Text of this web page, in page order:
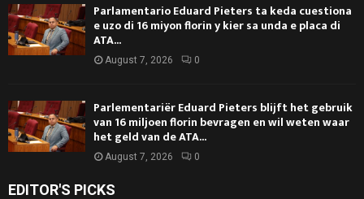
Parlamentario Eduard Pieters ta keda cuestiona
e uzo di 16 miyon florin y kier sa unda e placa di
ATA...
August 7, 2026 0
Parlementariër Eduard Pieters blijft het gebruik
van 16 miljoen florin bevragen en wil weten waar
het geld van de ATA...
August 7, 2026 0
EDITOR'S PICKS